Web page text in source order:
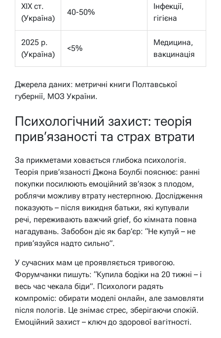
XIX ст.
(Україна)
40-50%
Інфекції,
гігієна
2025 р.
(Україна)
<5%
Медицина,
вакцинація
Джерела даних: метричні книги Полтавської
губернії, МОЗ України.
Психологічний захист: теорія
прив’язаності та страх втрати
За прикметами ховається глибока психологія.
Теорія прив’язаності Джона Боулбі пояснює: ранні
покупки посилюють емоційний зв’язок з плодом,
роблячи можливу втрату нестерпною. Дослідження
показують – після викидня батьки, які купували
речі, переживають важчий grief, бо кімната повна
нагадувань. Забобон діє як бар’єр: “Не купуй – не
прив’язуйся надто сильно”.
У сучасних мам це проявляється тривогою.
Форумчанки пишуть: “Купила бодіки на 20 тижні – і
весь час чекала біди”. Психологи радять
компроміс: обирати моделі онлайн, але замовляти
після пологів. Це знімає стрес, зберігаючи спокій.
Емоційний захист – ключ до здорової вагітності.